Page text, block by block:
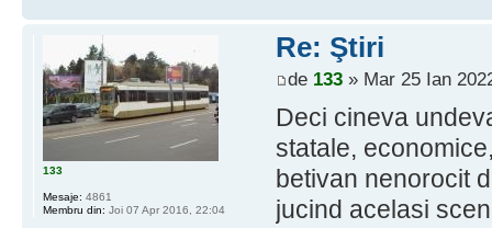
Re: Ştiri
de 133» Mar 25 Ian
Deci cineva
statale,
betivan nenorocit
jucind acelasi
133
Mesaje: 4861
Membru din: Joi 07 Apr 2016, 22:04